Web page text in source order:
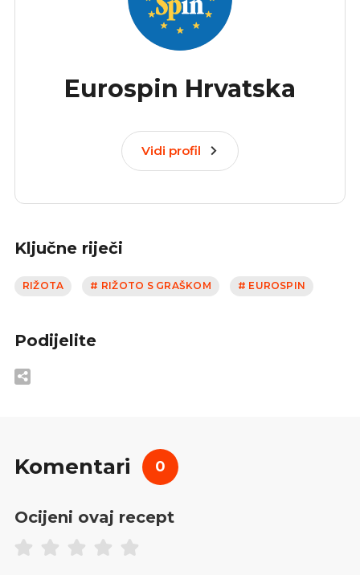
Eurospin Hrvatska
Vidi profil
Ključne riječi
RIŽOTA # RIŽOTO S GRAŠKOM # EUROSPIN
Podijelite
Komentari 0
Ocijeni ovaj recept